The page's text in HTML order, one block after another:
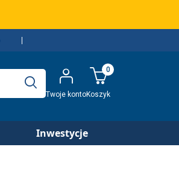
Twoje kontoKoszyk
0
Inwestycje